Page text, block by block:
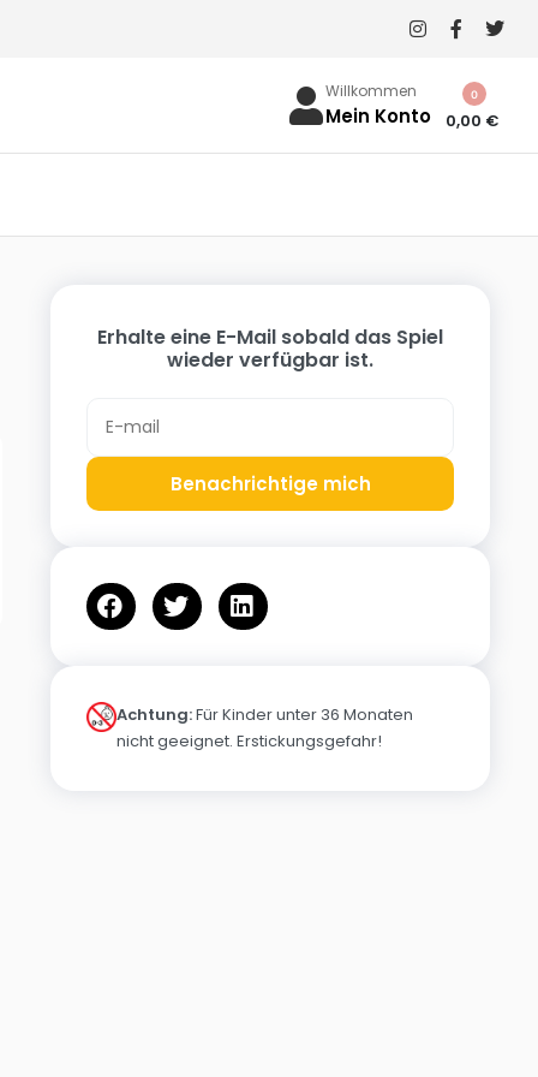
Willkommen
Mein Konto 0,00 €
0
Erhalte eine E-Mail sobald das Spiel
wieder verfügbar ist.
Benachrichtige mich
Achtung:Für Kinder unter 36 Monaten
nicht geeignet. Erstickungsgefahr!